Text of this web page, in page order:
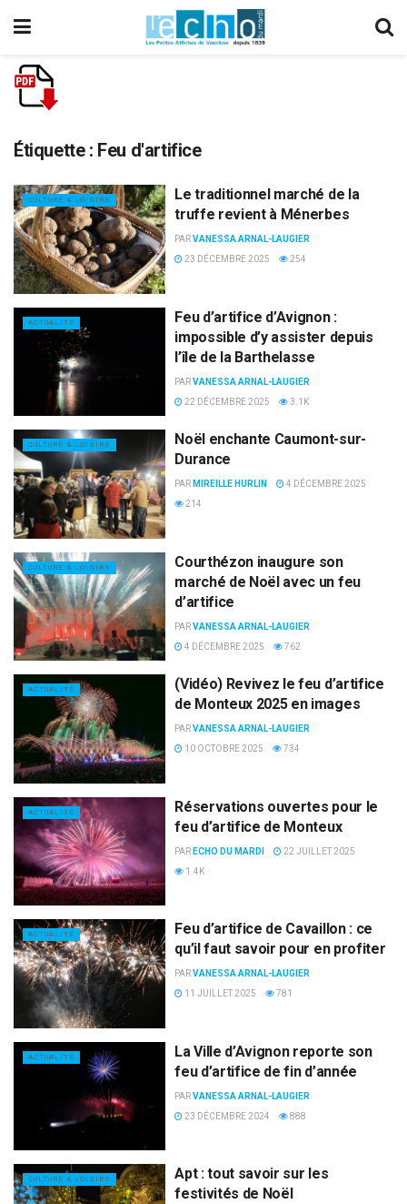
Étiquette : Feu d'artifice
CULTURE & LOISIRS
Le traditionnel marché de la
truffe revient à Ménerbes
PARVANESSA ARNAL-LAUGIER
23 DÉCEMBRE 2025
254
ACTUALITÉ
Feu d’artifice d’Avignon :
impossible d’y assister depuis
l’île de la Barthelasse
PARVANESSA ARNAL-LAUGIER
22 DÉCEMBRE 2025
3.1K
CULTURE & LOISIRS
Noël enchante Caumont-sur-
Durance
PAR MIREILLE HURLIN
4 DÉCEMBRE 2025
214
CULTURE & LOISIRS
Courthézon inaugure son
marché de Noël avec un feu
d’artifice
PARVANESSA ARNAL-LAUGIER
4 DÉCEMBRE 2025
762
ACTUALITÉ
(Vidéo) Revivez le feu d’artifice
de Monteux 2025 en images
PARVANESSA ARNAL-LAUGIER
10 OCTOBRE 2025
734
ACTUALITÉ
Réservations ouvertes pour le
feu d’artifice de Monteux
PAR ECHO DU MARDI
22 JUILLET 2025
1.4K
ACTUALITÉ
Feu d’artifice de Cavaillon : ce
qu’il faut savoir pour en profiter
PARVANESSA ARNAL-LAUGIER
11 JUILLET 2025
781
ACTUALITÉ
La Ville d’Avignon reporte son
feu d’artifice de fin d’année
PARVANESSA ARNAL-LAUGIER
23 DÉCEMBRE 2024
888
CULTURE & LOISIRS
Apt : tout savoir sur les
festivités de Noël